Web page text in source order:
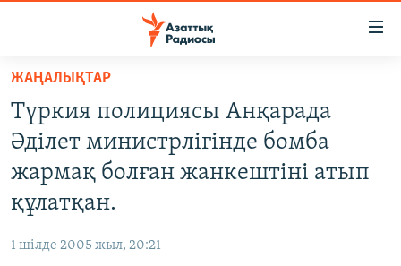
Skip
main
content
to
main
Skip
САЯСАТ
ӘЛЕУМЕТ
ЖАҢАЛЫҚТАР
Түркия полициясы Анқарада
Әділет министрлігінде бомба
жармақ болған жанкештіні атып
құлатқан.
1 шілде 2005 жыл, 20:21